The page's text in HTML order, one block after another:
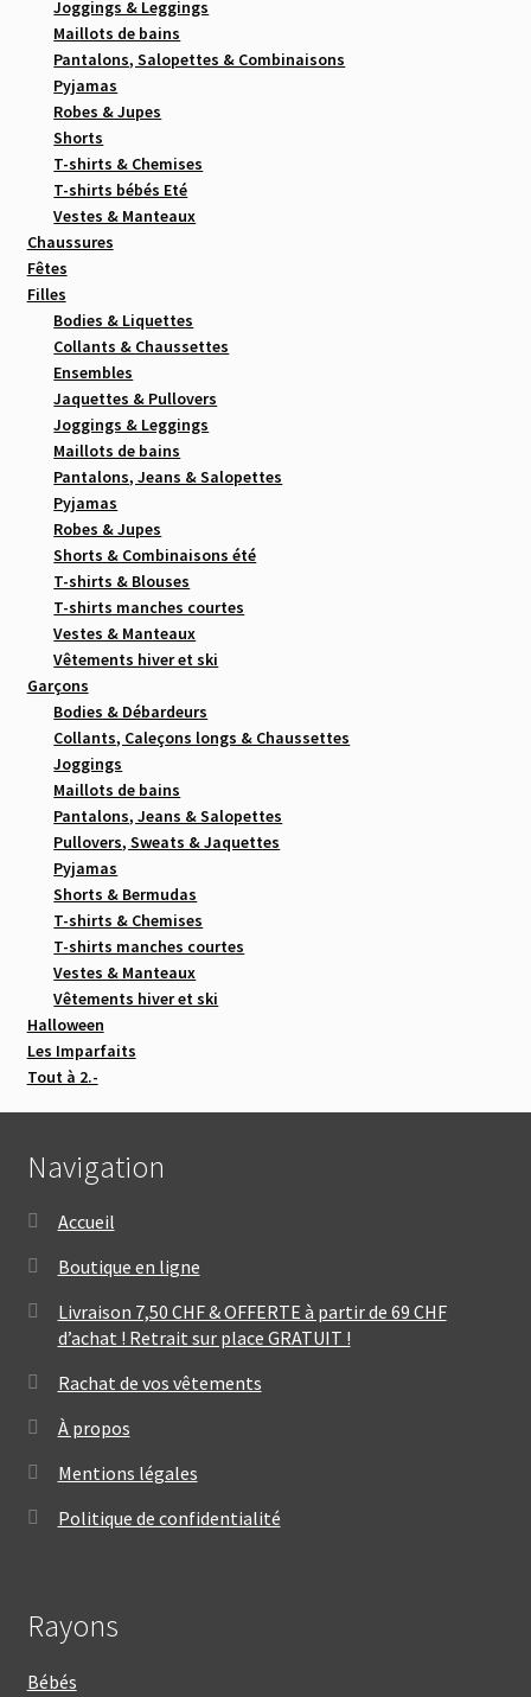
Joggings & Leggings
Maillots de bains
Pantalons, Salopettes & Combinaisons
Pyjamas
Robes & Jupes
Shorts
T-shirts & Chemises
T-shirts bébés Eté
Vestes & Manteaux
Chaussures
Fêtes
Filles
Bodies & Liquettes
Collants & Chaussettes
Ensembles
Jaquettes & Pullovers
Joggings & Leggings
Maillots de bains
Pantalons, Jeans & Salopettes
Pyjamas
Robes & Jupes
Shorts & Combinaisons été
T-shirts & Blouses
T-shirts manches courtes
Vestes & Manteaux
Vêtements hiver et ski
Garçons
Bodies & Débardeurs
Collants, Caleçons longs & Chaussettes
Joggings
Maillots de bains
Pantalons, Jeans & Salopettes
Pullovers, Sweats & Jaquettes
Pyjamas
Shorts & Bermudas
T-shirts & Chemises
T-shirts manches courtes
Vestes & Manteaux
Vêtements hiver et ski
Halloween
Les Imparfaits
Tout à 2.-
Navigation
Accueil
Boutique en ligne
Livraison 7,50 CHF & OFFERTE à partir de 69 CHF
d’achat ! Retrait sur place GRATUIT !
Rachat de vos vêtements
À propos
Mentions légales
Politique de confidentialité
Rayons
Bébés